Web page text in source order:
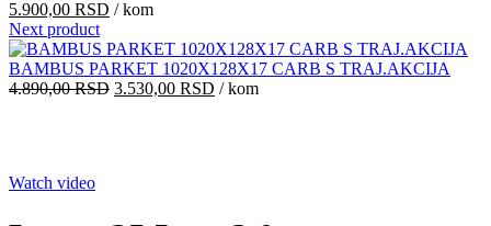
Originalna
cena
je
bila:
7.080,00 RSD.
5.900,00 RSD Trenutna
je:
5.900,00 RSD.
/ kom
Next product
BAMBUS PARKET 1020X128X17 CARB S TRAJ.AKCIJA
4.890,00RSD Originalna
3.530,00 RSD Trenutna
/ kom
Watch video